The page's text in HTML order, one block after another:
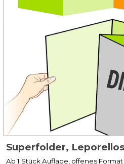
Superfolder, Leporellos
Ab 1 Stück Auflage, offenes